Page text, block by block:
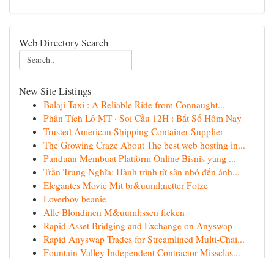
Web Directory Search
New Site Listings
Balaji Taxi : A Reliable Ride from Connaught...
Phân Tích Lô MT · Soi Cầu 12H : Bắt Số Hôm Nay
Trusted American Shipping Container Supplier
The Growing Craze About The best web hosting in...
Panduan Membuat Platform Online Bisnis yang ...
Trần Trung Nghĩa: Hành trình từ sân nhỏ đến ánh...
Elegantes Movie Mit br&uuml;netter Fotze
Loverboy beanie
Alle Blondinen M&uuml;ssen ficken
Rapid Asset Bridging and Exchange on Anyswap
Rapid Anyswap Trades for Streamlined Multi-Chai...
Fountain Valley Independent Contractor Missclas...